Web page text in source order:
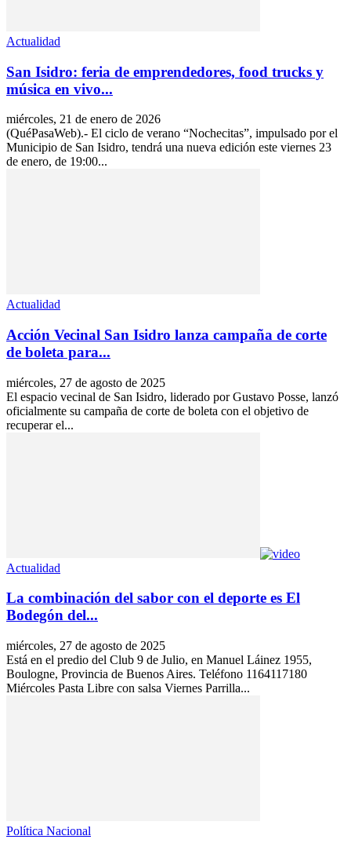
Actualidad
San Isidro: feria de emprendedores, food trucks y
música en vivo...
miércoles, 21 de enero de 2026
(QuéPasaWeb).- El ciclo de verano “Nochecitas”, impulsado por el
Municipio de San Isidro, tendrá una nueva edición este viernes 23
de enero, de 19:00...
Actualidad
Acción Vecinal San Isidro lanza campaña de corte
de boleta para...
miércoles, 27 de agosto de 2025
El espacio vecinal de San Isidro, liderado por Gustavo Posse, lanzó
oficialmente su campaña de corte de boleta con el objetivo de
recuperar el...
Actualidad
La combinación del sabor con el deporte es El
Bodegón del...
miércoles, 27 de agosto de 2025
Está en el predio del Club 9 de Julio, en Manuel Láinez 1955,
Boulogne, Provincia de Buenos Aires. Teléfono 1164117180
Miércoles Pasta Libre con salsa Viernes Parrilla...
Política Nacional